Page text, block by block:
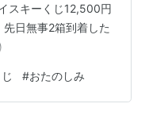
スキーくじ12,500円
日無事2箱到着した
#おたのしみ